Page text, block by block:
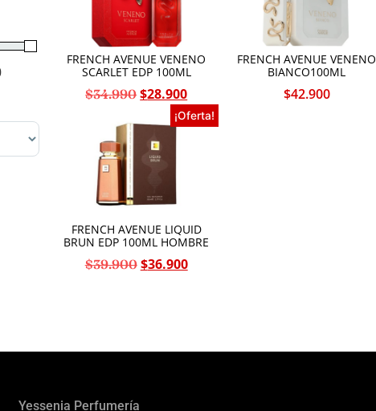
FRENCH AVENUE VENENO
SCARLET EDP 100ML
$34.990 $28.900
FRENCH AVENUE VENENO
BIANCO100ML
$42.900
¡Oferta!
FRENCH AVENUE LIQUID
BRUN EDP 100ML HOMBRE
$39.900 $36.900
Yessenia Perfumería